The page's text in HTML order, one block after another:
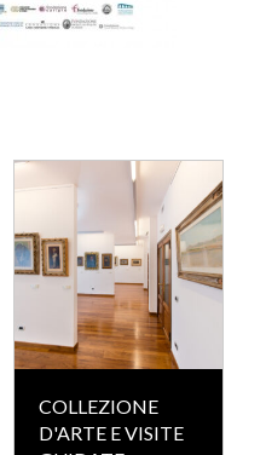
COLLEZIONE
D'ARTE E VISITE